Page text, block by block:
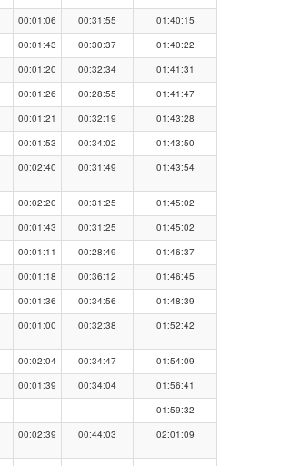
00:01:06 00:31:55
01:40:15
00:01:43 00:30:37
01:40:22
00:01:20 00:32:34
01:41:31
00:01:26 00:28:55
01:41:47
00:01:21 00:32:19
01:43:28
00:01:53 00:34:02
01:43:50
00:02:40 00:31:49 01:43:54
00:02:20 00:31:25
01:45:02
00:01:43 00:31:25
01:45:02
00:01:11 00:28:49
01:46:37
00:01:18 00:36:12
01:46:45
00:01:36 00:34:56
01:48:39
00:01:00 00:32:38 01:52:42
00:02:04 00:34:47
01:54:09
00:01:39 00:34:04
01:56:41
01:59:32
00:02:39 00:44:03 02:01:09